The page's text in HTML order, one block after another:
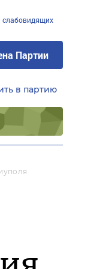
слабовидящих
Партии
в партию